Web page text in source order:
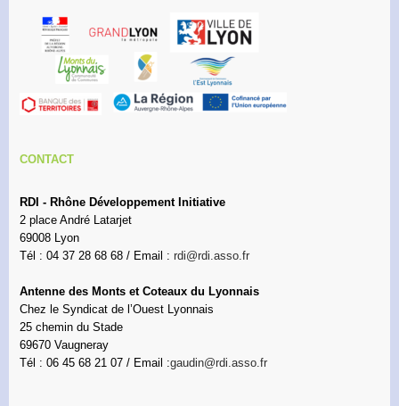
CONTACT
RDI - Rhône Développement Initiative
2 place André Latarjet
69008 Lyon
Tél : 04 37 28 68 68 / Email : rdi@rdi.asso.fr
Antenne des Monts et Coteaux du Lyonnais
Chez le Syndicat de l’Ouest Lyonnais
25 chemin du Stade
69670 Vaugneray
Tél : 06 45 68 21 07 / Email :gaudin@rdi.asso.fr